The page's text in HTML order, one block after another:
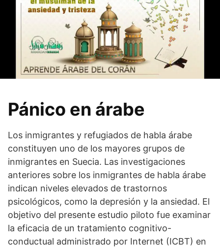
Pánico en árabe
Los inmigrantes y refugiados de habla árabe
constituyen uno de los mayores grupos de
inmigrantes en Suecia. Las investigaciones
anteriores sobre los inmigrantes de habla árabe
indican niveles elevados de trastornos
psicológicos, como la depresión y la ansiedad. El
objetivo del presente estudio piloto fue examinar
la eficacia de un tratamiento cognitivo-
conductual administrado por Internet (ICBT) en